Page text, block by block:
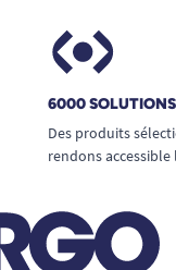
6000
Des produits
rendons